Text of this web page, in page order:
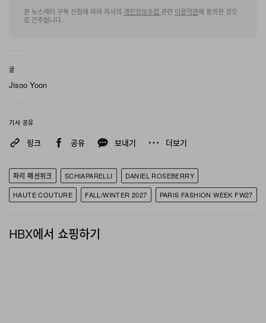
파격적인 인공 소재를 대거 도입했다. 굳은 페인트 웅덩이
로 실루엣을 조각해 내는가 하면, 우유빛 블루 컬러를 입힌
의 스타일링 액세서리로 포지션을 낮추며 기존 디자인 코
공예 기술 역시 독특한 방식으로 진화했다. 금속 와이어에
스타킹을 타이트하게 늘려 만든 수백 개의 꽃과 진주로 옴
늘, 리본 등을 촘촘히 박은 재킷과 레깅스 룩에는 어깨에서
부터 격렬하게 움직이는 라텍스 촉수(Tentacles) 디테일을
본 뉴스레터 구독 신청에 따라 자사의 개인정보수집 관련 이용약관에 동의한 것으
로 간주됩니다.
글
Jisoo Yoon
기사 공유
링크 공유 보내기 더보기
파리 패션위크 SCHIAPARELLI
DANIEL ROSEBERRY
HAUTE COUTURE
FALL/WINTER 2027 PARIS FASHION WEEK FW27
HBX에서 쇼핑하기